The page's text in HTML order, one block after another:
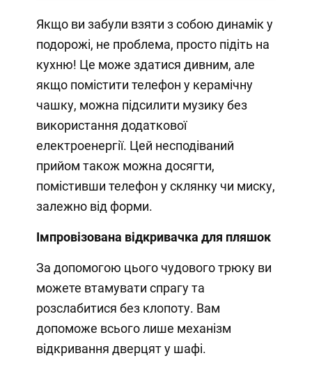
Якщо ви забули взяти з собою динамік у
подорожі, не проблема, просто підіть на
кухню! Це може здатися дивним, але
якщо помістити телефон у керамічну
чашку, можна підсилити музику без
використання додаткової
електроенергії. Цей несподіваний
прийом також можна досягти,
помістивши телефон у склянку чи миску,
залежно від форми.
Імпровізована відкривачка для пляшок
За допомогою цього чудового трюку ви
можете втамувати спрагу та
розслабитися без клопоту. Вам
допоможе всього лише механізм
відкривання дверцят у шафі.